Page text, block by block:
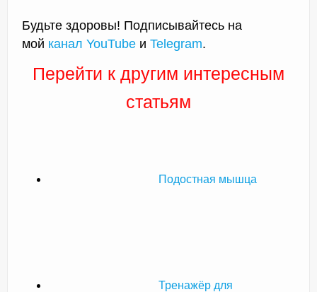
Будьте здоровы! Подписывайтесь на
мой канал YouTube и Telegram.
Перейти к другим интересным
статьям
Подостная мышца
Тренажёр для